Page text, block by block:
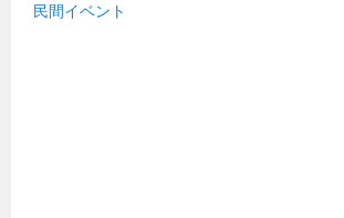
民間イベント